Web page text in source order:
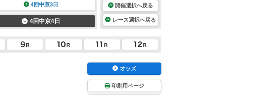
4回中京3日
4回中京4日
開催選択へ戻る
レース選択へ戻る
オッズ
印刷用ページ